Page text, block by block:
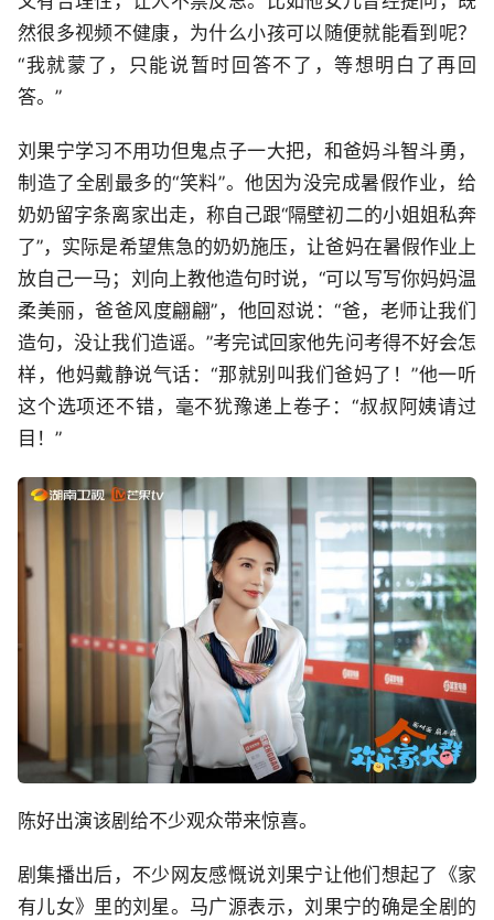
然很多视频不健康，为什么小孩可以随便就能看到呢？
“我就蒙了，只能说暂时回答不了，等想明白了再回
答。”
刘果宁学习不用功但鬼点子一大把，和爸妈斗智斗勇，
制造了全剧最多的“笑料”。他因为没完成暑假作业，给
奶奶留字条离家出走，称自己跟“隔壁初二的小姐姐私奔
了”，实际是希望焦急的奶奶施压，让爸妈在暑假作业上
放自己一马；刘向上教他造句时说，“可以写写你妈妈温
柔美丽，爸爸风度翩翩”，他回怼说：“爸，老师让我们
造句，没让我们造谣。”考完试回家他先问考得不好会怎
样，他妈戴静说气话：“那就别叫我们爸妈了！”他一听
这个选项还不错，毫不犹豫递上卷子：“叔叔阿姨请过
目！”
陈好出演该剧给不少观众带来惊喜。
剧集播出后，不少网友感慨说刘果宁让他们想起了《家
有儿女》里的刘星。马广源表示，刘果宁的确是全剧的